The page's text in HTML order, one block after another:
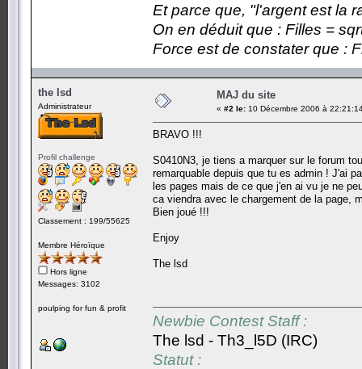
Et parce que, "l'argent est la
On en déduit que : Filles =
Force est de constater que :
the lsd
Administrateur
Profil challenge
Classement : 199/55625
Membre Héroïque
Hors ligne
Messages: 3102
poulping for fun & profit
MAJ du site
« #2 le: 10 Décembre 2006 à
BRAVO !!!
S0410N3, je tiens a marquer sur le forum
remarquable depuis que tu es admin ! J'ai
les pages mais de ce que j'en ai vu je ne
ca viendra avec le chargement de la page,
Bien joué !!!
Enjoy
The lsd
Newbie Contest Staff :
The lsd - Th3_l5D (IRC)
Statut :